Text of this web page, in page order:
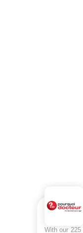
With our 225